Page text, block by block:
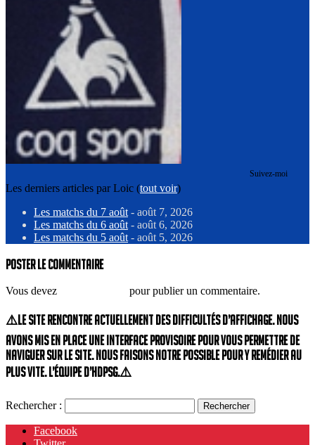
Suivez-moi
Les derniers articles par Loic (tout voir)
Les matchs du 7 août - août 7, 2026
Les matchs du 6 août - août 6, 2026
Les matchs du 5 août - août 5, 2026
Poster le commentaire
Vous devez pour publier un commentaire.
⚠️Le site rencontre actuellement des difficultés d’affichage. Nous
avons mis en place une interface provisoire pour vous permettre de
naviguer sur le site. Nous faisons notre possible pour y remédier au
plus vite. L’équipe d’HdPSG.⚠️
Rechercher :
Facebook